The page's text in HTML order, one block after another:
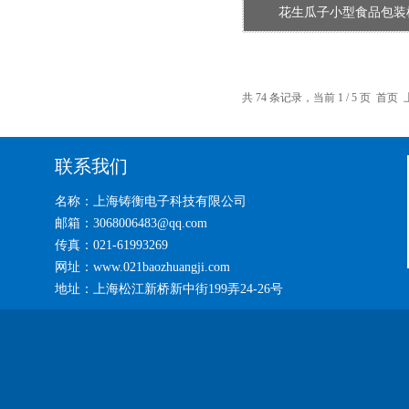
花生瓜子小型食品包
共 74 条记录，当前 1 / 5 页 首页
联系我们
名称：上海铸衡电子科技有限公司
邮箱：3068006483@qq.com
传真：021-61993269
网址：www.021baozhuangji.com
地址：上海松江新桥新中街199弄24-26号